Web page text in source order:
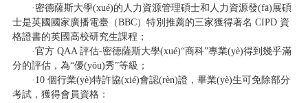
·密德薩斯大學(xué)的人力資源管理碩士和人力資源發(fā)展碩
士是英國國家廣播電臺（BBC）特別推薦的三家獲得著名 CIPD 資
格證書的英國高校研究生課程；
·官方 QAA 評估-密德薩斯大學(xué)“商科”專業(yè)得到幾乎滿
分的評估，為“優(yōu)秀”等級；
·10 個行業(yè)特許協(xié)會認(rèn)證，畢業(yè)生可免除部分
考試，獲得會員資格：